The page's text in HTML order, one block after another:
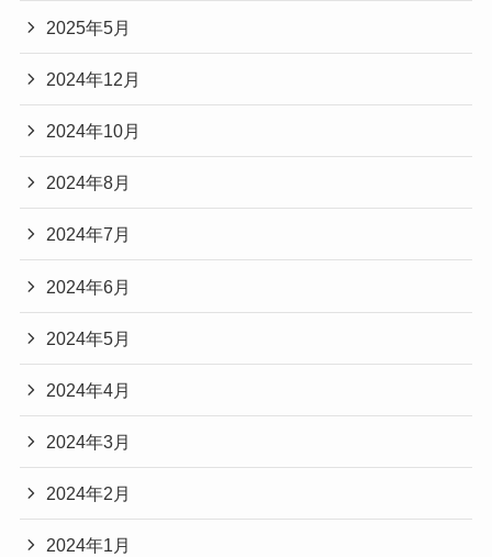
2025年5月
2024年12月
2024年10月
2024年8月
2024年7月
2024年6月
2024年5月
2024年4月
2024年3月
2024年2月
2024年1月